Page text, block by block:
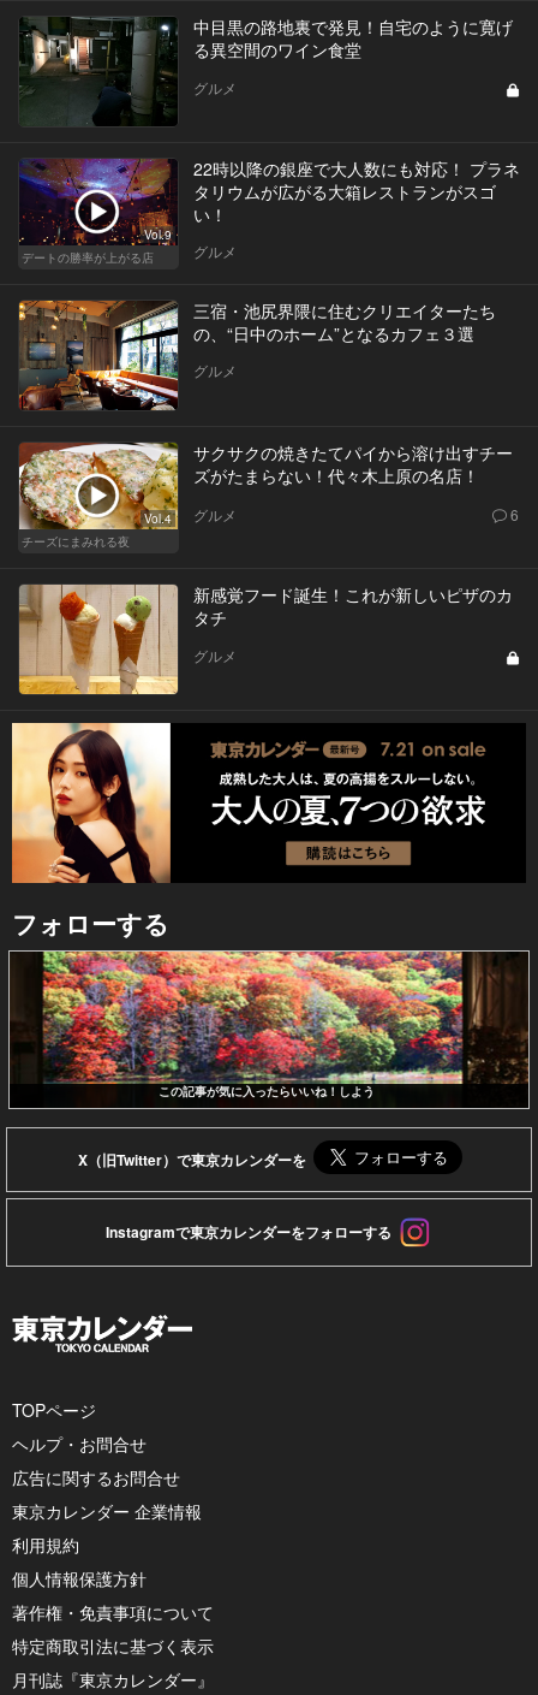
中目黒の路地裏で発見！自宅のように寛げ
る異空間のワイン食堂
グルメ
Vol.9
デートの勝率が上がる店
22時以降の銀座で大人数にも対応！ プラネ
タリウムが広がる大箱レストランがスゴ
い！
グルメ
三宿・池尻界隈に住むクリエイターたち
の、“日中のホーム”となるカフェ３選
グルメ
Vol.4
チーズにまみれる夜
サクサクの焼きたてパイから溶け出すチー
ズがたまらない！代々木上原の名店！
グルメ 6
新感覚フード誕生！これが新しいピザのカ
タチ
グルメ
フォローする
この記事が気に入ったらいいね！しよう
X（旧Twitter）で東京カレンダーを
Instagramで東京カレンダーをフォローする
TOPページ
ヘルプ・お問合せ
広告に関するお問合せ
東京カレンダー 企業情報
利用規約
個人情報保護方針
著作権・免責事項について
特定商取引法に基づく表示
月刊誌『東京カレンダー』